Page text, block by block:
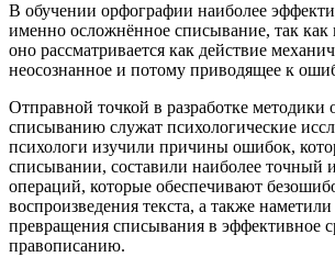
В обучении орфографии наиболее
именно осложнённое списывание, так как
оно рассматривается как действие
неосознанное и потому приводящее к
Отправной точкой в разработке методики
списыванию служат психологические
психологи изучили причины ошибок,
списывании, составили наиболее точный
операций, которые обеспечивают
воспроизведения текста, а также
превращения списывания в эффективное
правописанию.